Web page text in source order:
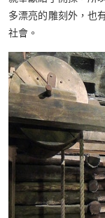
多漂亮的雕刻外，也
社會。